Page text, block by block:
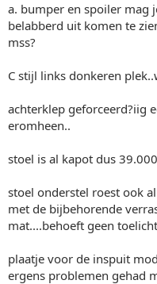
a. bumper en spoiler mag
belabberd uit komen te
mss?
C stijl links donkeren
achterklep geforceerd?iig
eromheen..
stoel is al kapot dus
stoel onderstel roest ook
met de bijbehorende
mat....behoeft geen
plaatje voor de inspuit
ergens problemen gehad